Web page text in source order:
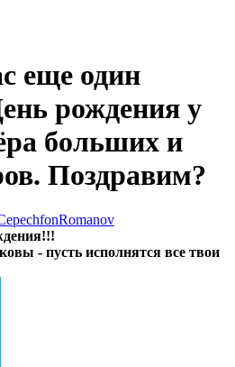
еще один
рождения у
больших и
Поздравим?
- пусть исполнятся все твои